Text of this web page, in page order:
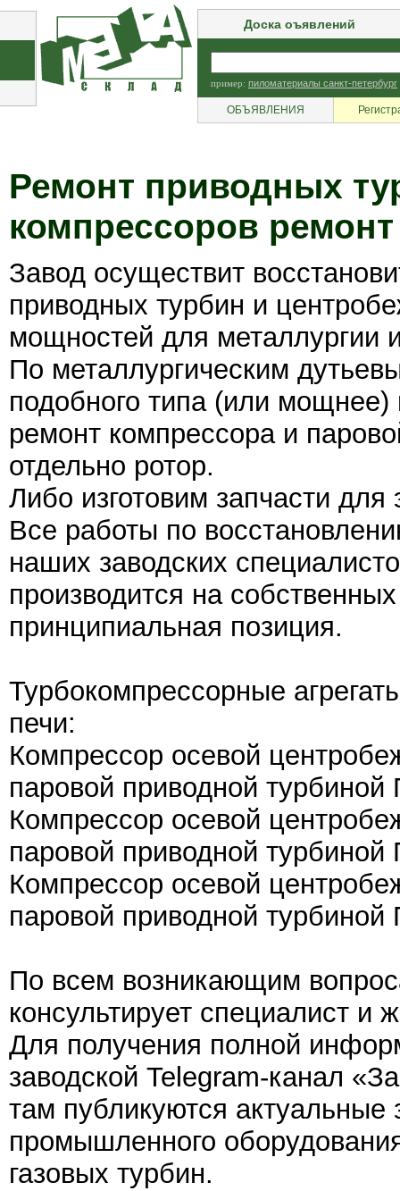
Доска оъявлений
пример: пиломатериалы санкт-петербург
ОБЪЯВЛЕНИЯ
Ремонт приводных
компрессоров
Завод осуществит
приводных турбин и
мощностей для металлургии
По металлургическим
подобного типа (или
ремонт компрессора и
отдельно ротор.
Либо изготовим запчасти для
Все работы по
наших заводских
производится на
принципиальная позиция.
Турбокомпрессорные
печи:
Компрессор осевой
паровой приводной
Компрессор осевой
паровой приводной
Компрессор осевой
паровой приводной
По всем возникающим
консультирует специалист и
Для получения полной
заводской Telegram-канал
там публикуются
промышленного
газовых турбин.